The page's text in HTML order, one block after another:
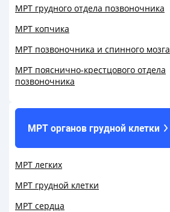
МРТ грудного отдела позвоночника
МРТ копчика
МРТ позвоночника и спинного мозга
МРТ пояснично-крестцового отдела
позвоночника
МРТ органов грудной клетки
МРТ легких
МРТ грудной клетки
МРТ сердца